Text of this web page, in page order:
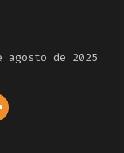
agosto de 2025